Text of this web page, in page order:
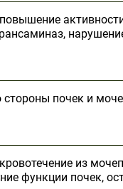
стороны почек и
из
функции почек,